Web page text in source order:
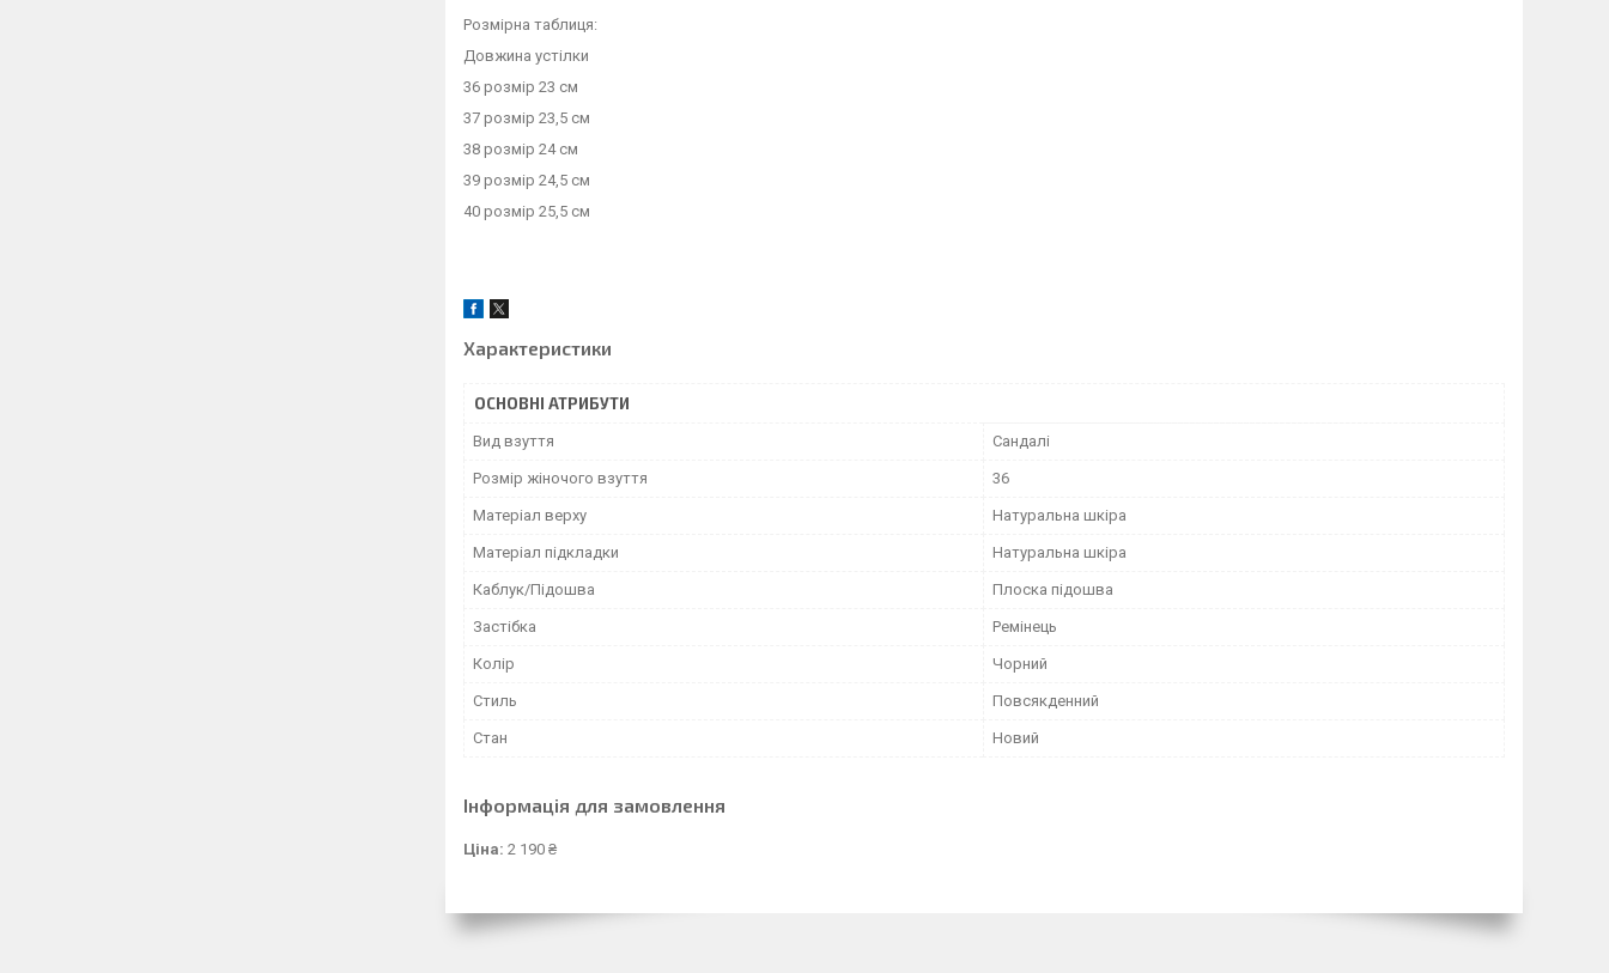
Розмірна таблиця:
Довжина устілки
36 розмір 23 см
37 розмір 23,5 см
38 розмір 24 см
39 розмір 24,5 см
40 розмір 25,5 см
Характеристики
ОСНОВНІ АТРИБУТИ
Вид взуття Сандалі
Розмір жіночого взуття 36
Матеріал верху Натуральна шкіра
Матеріал підкладки Натуральна шкіра
Каблук/Підошва Плоска підошва
Застібка Ремінець
Колір Чорний
Стиль Повсякденний
Стан Новий
Інформація для замовлення
Ціна: 2 190 ₴